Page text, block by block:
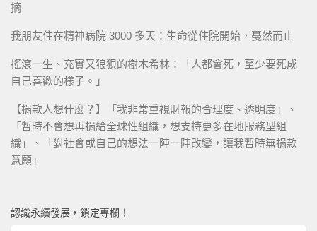
摘
我朋友住在精神病院 3000 多天：生命從住院開始，戞然而止
搖滾一生、充實又狼狽的樹木希林：「人都會死，至少要死成
自己喜歡的樣子。」
【捐款人想什麼？】「我非常重視財報的合理度、透明度」、
「暫時不會想再捐給全球性組織，想支持更多在地服務型組
織」、「對社會或自己的想法一陣一陣改變，讓我暫時無捐款
意願」
認識永續發展，鎖定專欄！